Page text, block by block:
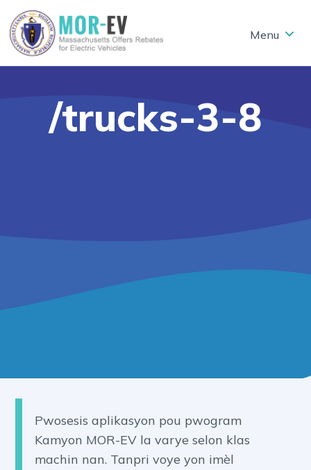
Skip to main content
/trucks-3-8
Pwosesis aplikasyon pou pwogram
Kamyon MOR-EV la varye selon klas
machin nan. Tanpri voye yon imèl